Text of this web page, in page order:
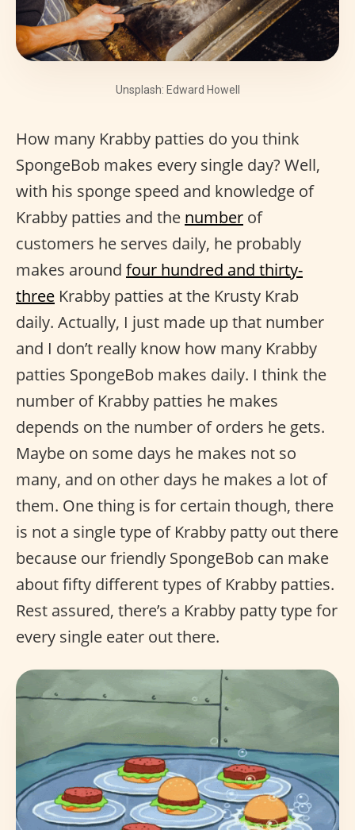
Unsplash: Edward Howell
How many Krabby patties do you think
SpongeBob makes every single day? Well,
with his sponge speed and knowledge of
Krabby patties and the number of
customers he serves daily, he probably
makes around four hundred and thirty-
three Krabby patties at the Krusty Krab
daily. Actually, I just made up that number
and I don’t really know how many Krabby
patties SpongeBob makes daily. I think the
number of Krabby patties he makes
depends on the number of orders he gets.
Maybe on some days he makes not so
many, and on other days he makes a lot of
them. One thing is for certain though, there
is not a single type of Krabby patty out there
because our friendly SpongeBob can make
about fifty different types of Krabby patties.
Rest assured, there’s a Krabby patty type for
every single eater out there.